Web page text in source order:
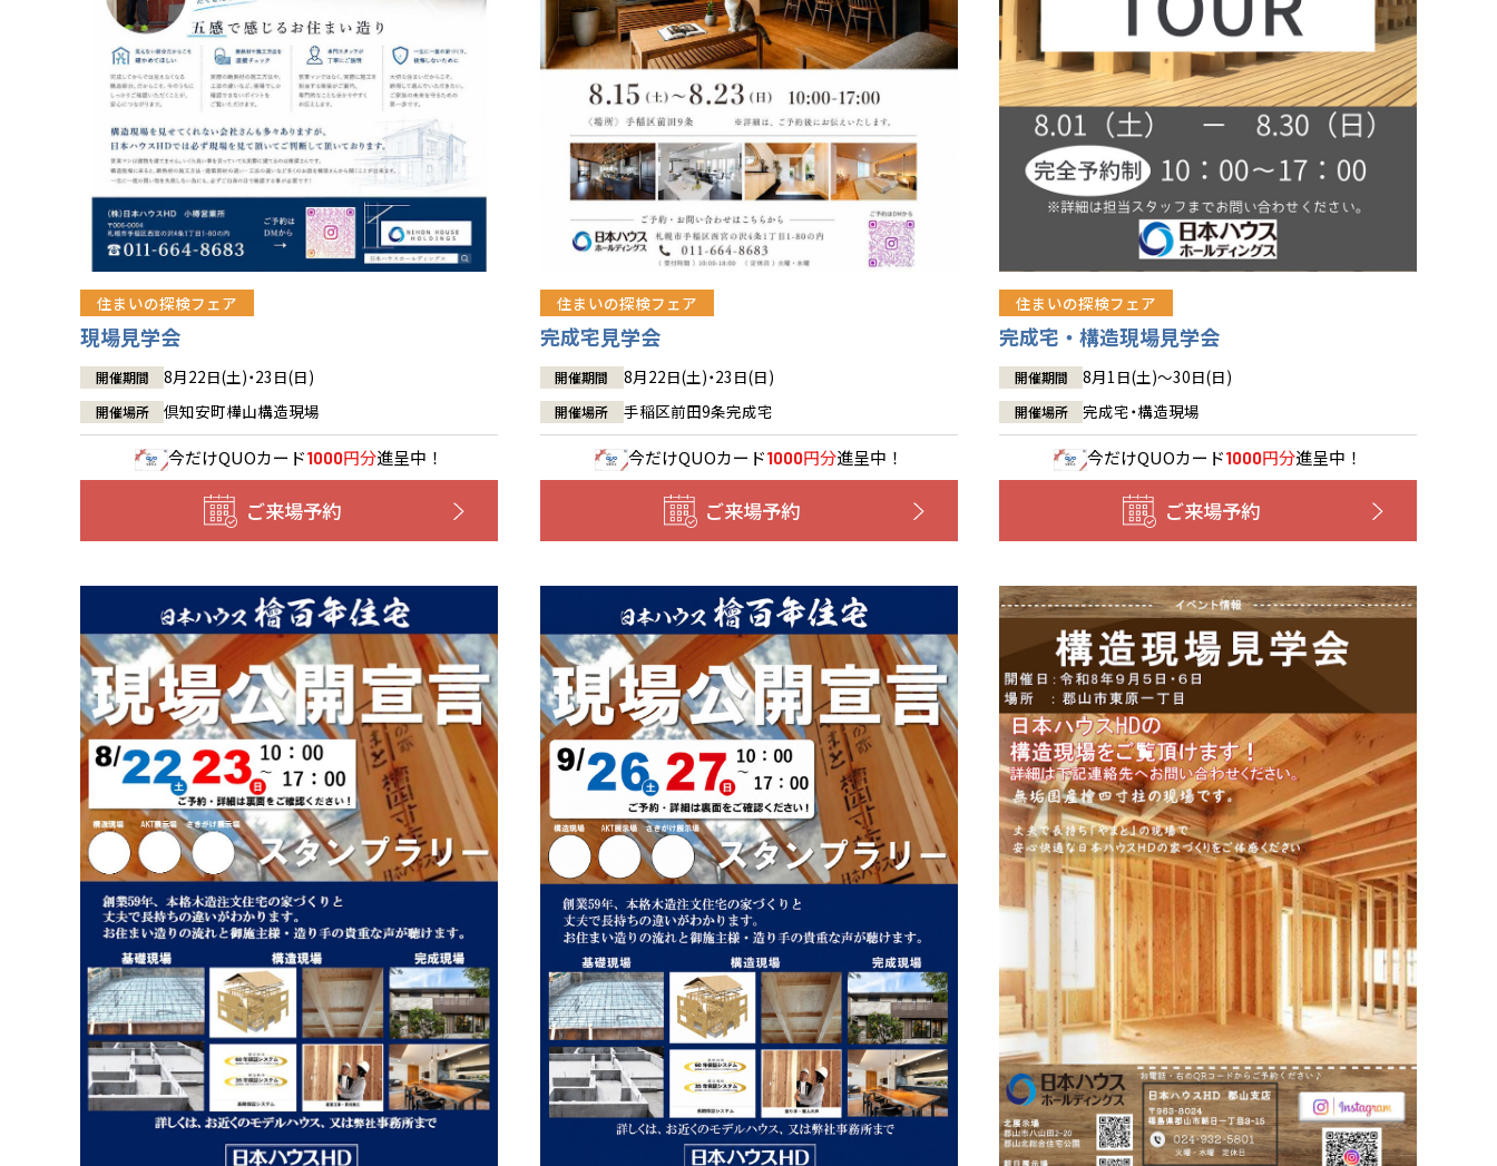
住まいの探検フェア
現場見学会
開催期間 8月22日(土)・23日(日)
開催場所 倶知安町樺山構造現場
今だけQUOカード1000円分進呈中！
ご来場予約
住まいの探検フェア
完成宅見学会
開催期間 8月22日(土)・23日(日)
開催場所 手稲区前田9条完成宅
今だけQUOカード1000円分進呈中！
ご来場予約
住まいの探検フェア
完成宅・構造現場見学会
開催期間 8月1日(土)～30日(日)
開催場所 完成宅・構造現場
今だけQUOカード1000円分進呈中！
ご来場予約